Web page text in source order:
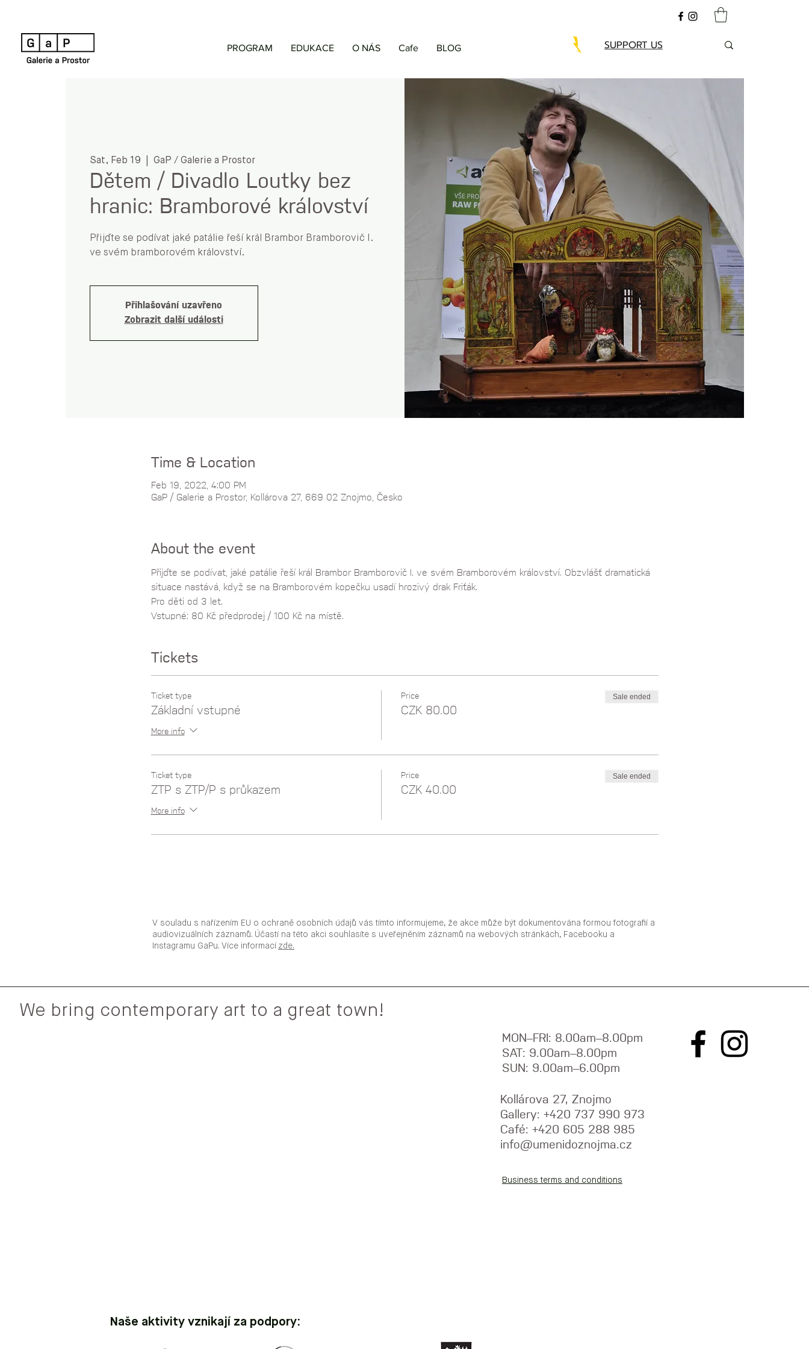
PROGRAM EDUKACE O NÁS Cafe BLOG SUPPORT US
Sat, Feb 19 GaP / Galerie a Prostor
Dětem / Divadlo Loutky bez
hranic: Bramborové království
Přijďte se podívat jaké patálie řeší král Brambor Bramborovič I.
ve svém bramborovém království.
Přihlašování uzavřeno
Zobrazit další události
Time & Location
Feb 19, 2022, 4:00 PM
GaP / Galerie a Prostor, Kollárova 27, 669 02 Znojmo, Česko
About the event
Přijďte se podívat, jaké patálie řeší král Brambor Bramborovič I. ve svém Bramborovém království. Obzvlášť dramatická
situace nastává, když se na Bramborovém kopečku usadí hrozivý drak Friťák.
Pro děti od 3 let.
Vstupné: 80 Kč předprodej / 100 Kč na místě.
Tickets
Ticket type
Základní vstupné
More info
Price
CZK 80.00
Sale ended
Ticket type
ZTP s ZTP/P s průkazem
More info
Price
CZK 40.00
Sale ended
V souladu s nařízením EU o ochraně osobních údajů vás tímto informujeme, že akce může být dokumentována formou fotografií a
audiovizuálních záznamů. Účastí na této akci souhlasíte s uveřejněním záznamů na webových stránkách, Facebooku a
Instagramu GaPu. Více informací zde.
We bring contemporary art to a great town!
MON–FRI: 8.00am–8.00pm
SAT: 9.00am–8.00pm
SUN: 9.00am–6.00pm
Kollárova 27, Znojmo
Gallery: +420 737 990 973
Café: +420 605 288 985
info@umenidoznojma.cz
Business terms and conditions
Naše aktivity vznikají za podpory: